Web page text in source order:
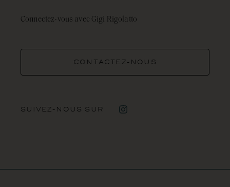
Connectez-vous avec Gigi Rigolatto
CONTACTEZ-NOUS
SUIVEZ-NOUS SUR